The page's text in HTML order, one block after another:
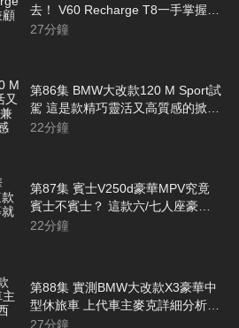
去！ V60 Recharge T8一手掌握實
用與強悍 兼顧家庭使用與駕馭樂趣
27分鐘
第86集 BMW大改款120 M Sport試
駕 這是款精巧靈活又高質感的掀背
車 前代車主兼賽車手翁志元告訴你
22分鐘
第87集 賓士V250d豪華MPV究竟
賓士不賓士？ 這款六/七人座豪華
MPV不必等就有現車
22分鐘
第88集 實測BMW大改款X3豪華中
型休旅車 上代車主麥克詳細分析改
了多少東西
27分鐘